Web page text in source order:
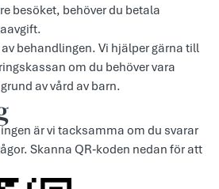
besöket, behöver du betala
behandlingen. Vi hjälper gärna till
om du behöver vara
av vård av barn.
är vi tacksamma om du svarar
Skanna QR‑koden nedan för att